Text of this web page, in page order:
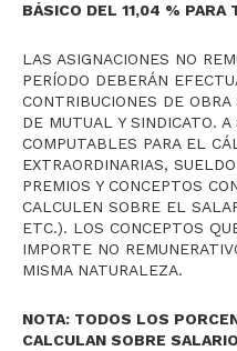
BÁSICO DEL 11,04 % PARA
LAS ASIGNACIONES NO
PERÍODO DEBERÁN
CONTRIBUCIONES DE
DE MUTUAL Y SINDICATO. A
COMPUTABLES PARA EL
EXTRAORDINARIAS,
PREMIOS Y CONCEPTOS
CALCULEN SOBRE EL
ETC.). LOS CONCEPTOS
IMPORTE NO
MISMA NATURALEZA.
NOTA: TODOS LOS
CALCULAN SOBRE